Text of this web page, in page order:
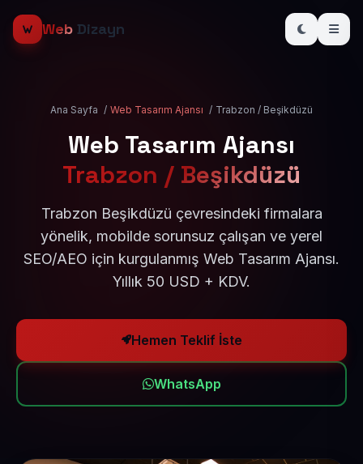
Web Dizayn
Ana Sayfa / Web Tasarım Ajansı / Trabzon / Beşikdüzü
Web Tasarım Ajansı
Trabzon / Beşikdüzü
Trabzon Beşikdüzü çevresindeki firmalara
yönelik, mobilde sorunsuz çalışan ve yerel
SEO/AEO için kurgulanmış Web Tasarım Ajansı.
Yıllık 50 USD + KDV.
Hemen Teklif İste
WhatsApp